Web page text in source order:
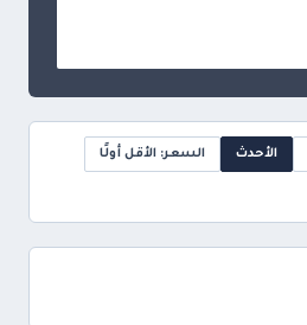
الأحدث السعر: الأقل أولًا